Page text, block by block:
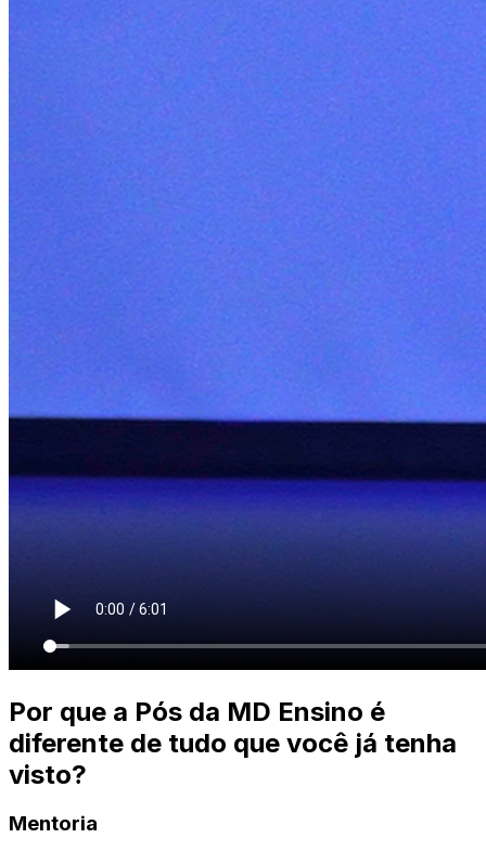
Por que a Pós da MD Ensino é
diferente de tudo que você já tenha
visto?
Mentoria